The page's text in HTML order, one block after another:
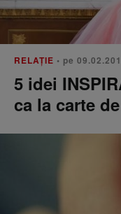
RELAŢIE • pe
5 idei
ca la carte